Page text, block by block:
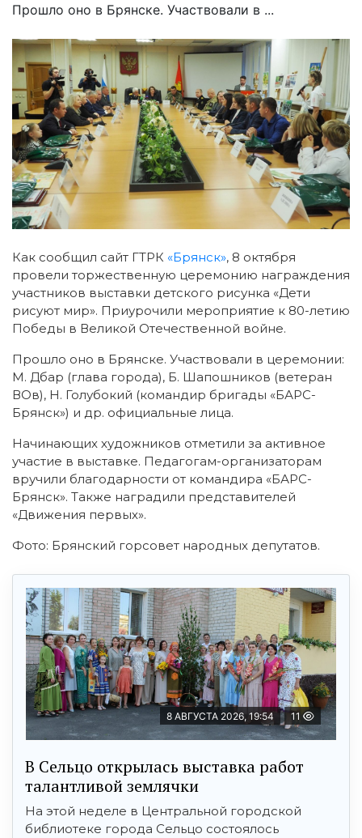
Прошло оно в Брянске. Участвовали в ...
Как сообщил сайт ГТРК «Брянск», 8 октября
провели торжественную церемонию награждения
участников выставки детского рисунка «Дети
рисуют мир». Приурочили мероприятие к 80-летию
Победы в Великой Отечественной войне.
Прошло оно в Брянске. Участвовали в церемонии:
М. Дбар (глава города), Б. Шапошников (ветеран
ВОв), Н. Голубокий (командир бригады «БАРС-
Брянск») и др. официальные лица.
Начинающих художников отметили за активное
участие в выставке. Педагогам-организаторам
вручили благодарности от командира «БАРС-
Брянск». Также наградили представителей
«Движения первых».
Фото: Брянский горсовет народных депутатов.
8 АВГУСТА 2026, 19:54 11
В Сельцо открылась выставка работ
талантливой землячки
На этой неделе в Центральной городской
библиотеке города Сельцо состоялось